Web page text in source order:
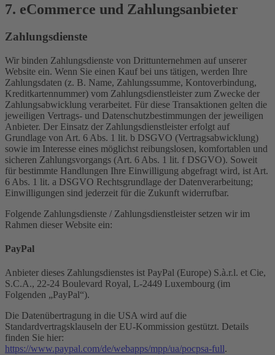
7. eCommerce und Zahlungs­anbieter
Zahlungsdienste
Wir binden Zahlungsdienste von Drittunternehmen auf unserer
Website ein. Wenn Sie einen Kauf bei uns tätigen, werden Ihre
Zahlungsdaten (z. B. Name, Zahlungssumme, Kontoverbindung,
Kreditkartennummer) vom Zahlungsdienstleister zum Zwecke der
Zahlungsabwicklung verarbeitet. Für diese Transaktionen gelten die
jeweiligen Vertrags- und Datenschutzbestimmungen der jeweiligen
Anbieter. Der Einsatz der Zahlungsdienstleister erfolgt auf
Grundlage von Art. 6 Abs. 1 lit. b DSGVO (Vertragsabwicklung)
sowie im Interesse eines möglichst reibungslosen, komfortablen und
sicheren Zahlungsvorgangs (Art. 6 Abs. 1 lit. f DSGVO). Soweit
für bestimmte Handlungen Ihre Einwilligung abgefragt wird, ist Art.
6 Abs. 1 lit. a DSGVO Rechtsgrundlage der Datenverarbeitung;
Einwilligungen sind jederzeit für die Zukunft widerrufbar.
Folgende Zahlungsdienste / Zahlungsdienstleister setzen wir im
Rahmen dieser Website ein:
PayPal
Anbieter dieses Zahlungsdienstes ist PayPal (Europe) S.à.r.l. et Cie,
S.C.A., 22-24 Boulevard Royal, L-2449 Luxembourg (im
Folgenden „PayPal“).
Die Datenübertragung in die USA wird auf die
Standardvertragsklauseln der EU-Kommission gestützt. Details
finden Sie hier:
https://www.paypal.com/de/webapps/mpp/ua/pocpsa-full.